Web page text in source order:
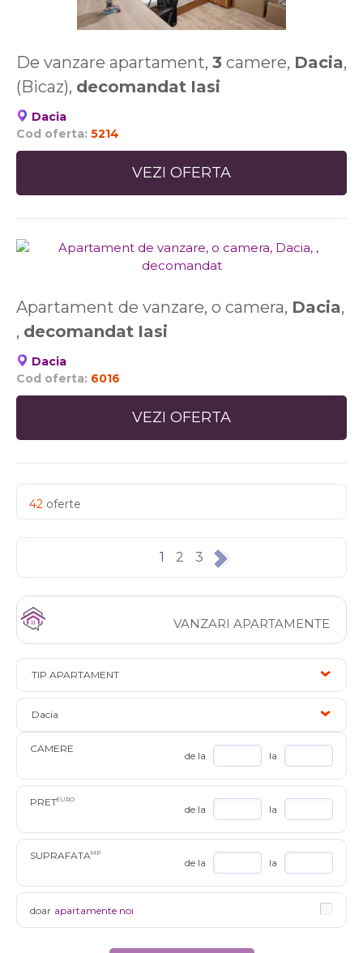
VANZARI APARTAMENTE
TIP APARTAMENT
Dacia
CAMERE
de la la
PRETEURO
de la la
SUPRAFATAMP
de la la
doar apartamente noi
De vanzare apartament, 3 camere, Dacia,
(Bicaz), decomandat Iasi
Dacia
Cod oferta: 5214
VEZI OFERTA
Apartament de vanzare, o camera, Dacia,
, decomandat Iasi
Dacia
Cod oferta: 6016
VEZI OFERTA
42 oferte
1 2 3